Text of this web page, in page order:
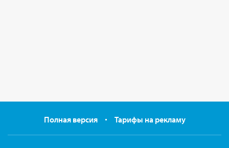
Полная версия Тарифы на рекламу